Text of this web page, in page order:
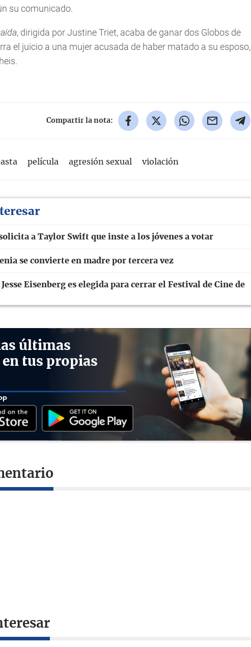
su comunicado.
, dirigida por Justine Triet, acaba de ganar dos Globos de
el juicio a una mujer acusada de haber matado a su esposo,
Compartir la nota:
película agresión sexual violación
a Taylor Swift que inste a los jóvenes a votar
se convierte en madre por tercera vez
Eisenberg es elegida para cerrar el Festival de Cine de
últimas
tus propias